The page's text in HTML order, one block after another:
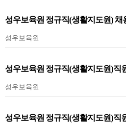
성우보육원 정규직(생활지도원) 채
성우보육원
성우보육원 정규직(생활지도원)직
성우보육원
성우보육원 정규직(생활지도원)직